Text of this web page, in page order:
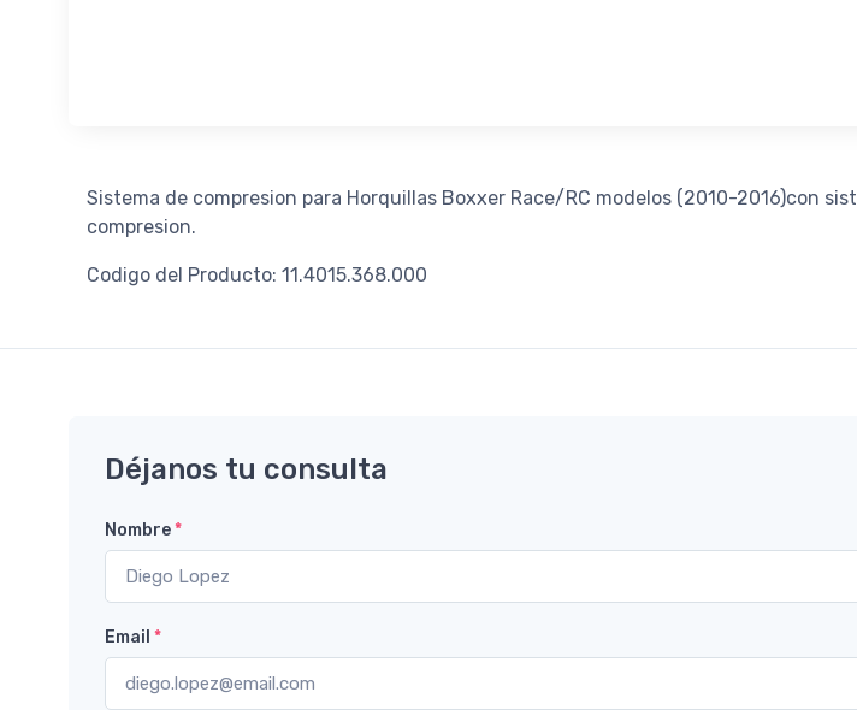
Sistema de compresion para Horquillas Boxxer Race/RC modelos (2010-2016)con
compresion.
Codigo del Producto: 11.4015.368.000
Déjanos tu consulta
Nombre*
Email *